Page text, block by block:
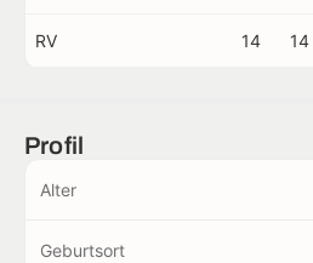
RV 14 14
Profil
Alter
Geburtsort